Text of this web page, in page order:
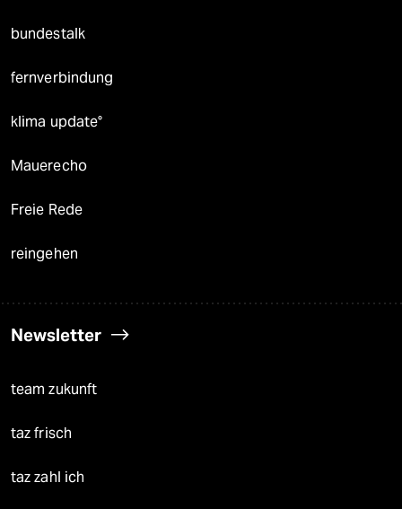
bundestalk
fernverbindung
klima update°
Mauerecho
Freie Rede
reingehen
Newsletter
team zukunft
taz frisch
taz zahl ich